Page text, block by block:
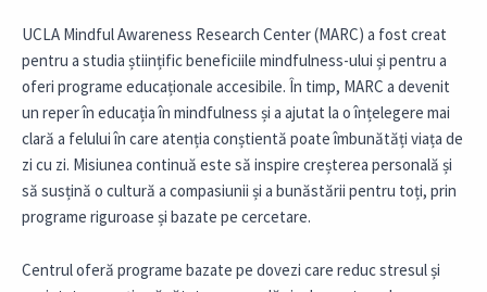
UCLA Mindful Awareness Research Center (MARC) a fost creat
pentru a studia științific beneficiile mindfulness-ului și pentru a
oferi programe educaționale accesibile. În timp, MARC a devenit
un reper în educația în mindfulness și a ajutat la o înțelegere mai
clară a felului în care atenția conștientă poate îmbunătăți viața de
zi cu zi. Misiunea continuă este să inspire creșterea personală și
să susțină o cultură a compasiunii și a bunăstării pentru toți, prin
programe riguroase și bazate pe cercetare.
Centrul oferă programe bazate pe dovezi care reduc stresul și